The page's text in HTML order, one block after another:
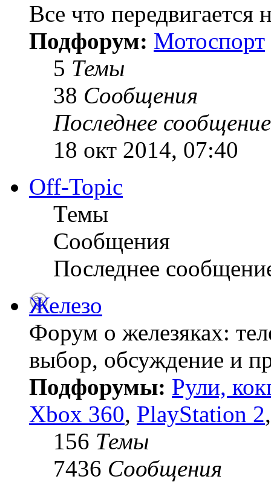
Все что передвигается
Подфорум: Мотоспорт
5 Темы
38 Сообщения
Последнее сообщение
18 окт 2014, 07:40
Off-Topic
Темы
Сообщения
Последнее
Железо
Форум о железяках:
выбор, обсуждение и
Подфорумы: Рули,
Xbox 360, PlayStation 2
156 Темы
7436 Сообщения